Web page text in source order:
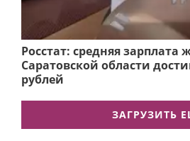
Росстат: средняя зарплата
Саратовской области
рублей
ЗАГРУЗИТЬ